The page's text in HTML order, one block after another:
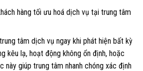
hàng tối ưu hoá dịch vụ tại trung tâm
tâm dịch vụ ngay khi phát hiện bất kỳ
kêu lạ, hoạt động không ổn định, hoặc
này giúp trung tâm nhanh chóng xác định